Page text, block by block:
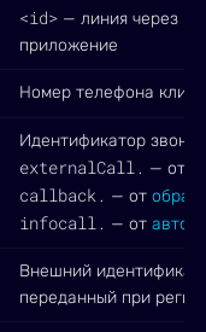
<id> — линия через
приложение
Номер телефона
Идентификатор
externalCall. — от
callback. — от
infocall. — от
Внешний
переданный при